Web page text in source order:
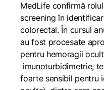
MedLife confirmă
screening în
colorectal. În cursul
au fost procesate
pentru hemoragii
imunoturbidimetrie,
foarte sensibil pentru